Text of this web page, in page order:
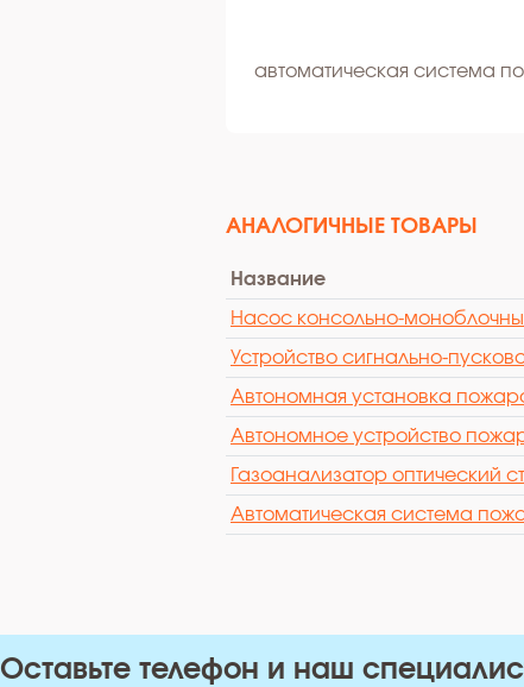
автоматическая система
АНАЛОГИЧНЫЕ ТОВАРЫ
Название
Насос консольно-
Устройство сигнально-
Автономная установка
Автономное устройство
Газоанализатор оптический
Автоматическая система
Оставьте телефон и наш